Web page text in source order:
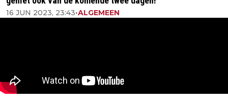
16 JUN 2023, 23:43•ALGEMEEN